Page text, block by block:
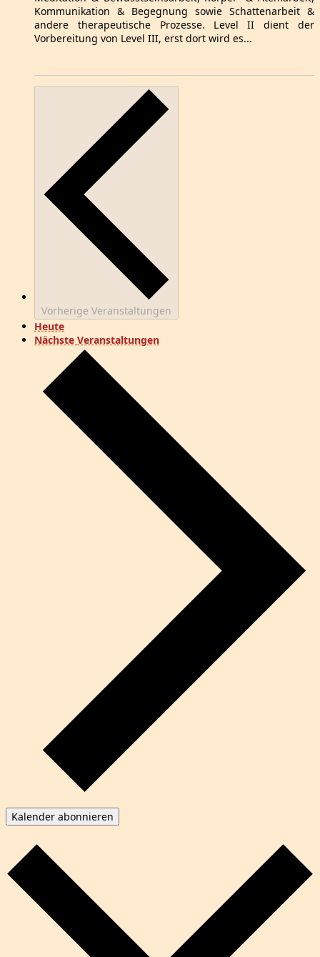
Kommunikation & Begegnung sowie Schattenarbeit &
andere therapeutische Prozesse. Level II dient der
Vorbereitung von Level III, erst dort wird es...
Vorherige Veranstaltungen
Heute
Nächste Veranstaltungen
Kalender abonnieren